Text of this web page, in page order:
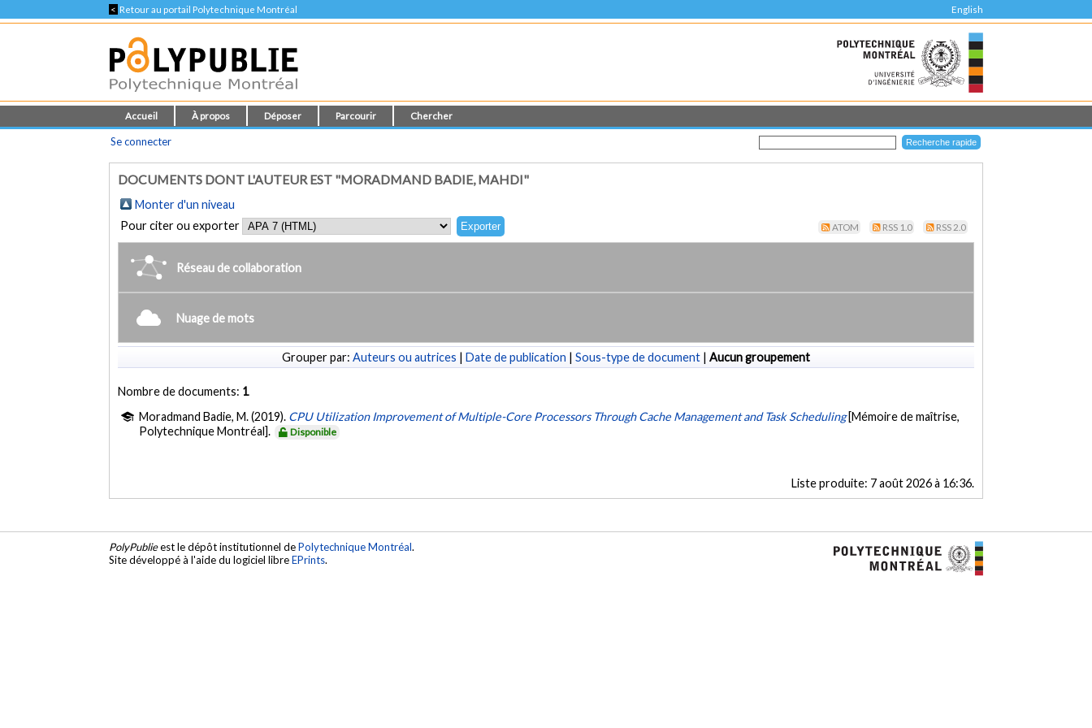
< Retour au portail Polytechnique Montréal English
Accueil À propos Déposer Parcourir Chercher
Se connecter
DOCUMENTS DONT L'AUTEUR EST "MORADMAND BADIE, MAHDI"
Monter d'un niveau
Pour citer ou exporter
ATOM RSS 1.0 RSS 2.0
Réseau de collaboration
Nuage de mots
Grouper par: Auteurs ou autrices | Date de publication | Sous-type de document | Aucun groupement
Nombre de documents: 1
Moradmand Badie, M. (2019). CPU Utilization Improvement of Multiple-Core Processors Through Cache Management and Task Scheduling [Mémoire de maîtrise,
Polytechnique Montréal].
Disponible
Liste produite: 7 août 2026 à 16:36.
PolyPublieest le dépôt institutionnel dePolytechnique Montréal.
Site développé à l'aide du logiciel libreEPrints.